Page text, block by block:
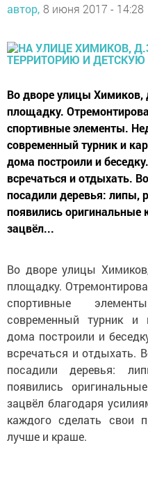
автор, 8 июня 2017 - 14:28
Во дворе улицы Химиков,
площадку.
спортивные элементы.
современный турник и
дома построили и
всречаться и отдыхать.
посадили деревья: липы,
появились
зацвёл...
Во дворе улицы
площадку.
спортивные
современный турник и
дома построили и
всречаться и отдыхать.
посадили деревья:
появились
зацвёл благодаря
каждого сделать свои
лучше и краше.